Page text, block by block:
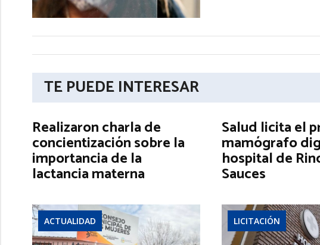
TE PUEDE INTERESAR
Realizaron charla de
concientización sobre la
importancia de la
lactancia materna
ACTUALIDAD
Salud licita el
mamógrafo
hospital de
Sauces
LICITACIÓN